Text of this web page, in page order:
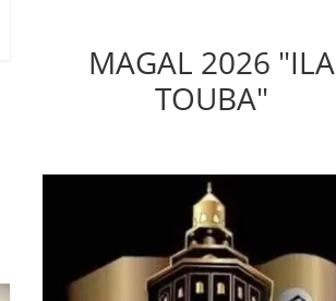
MAGAL 2026 "ILA
TOUBA"